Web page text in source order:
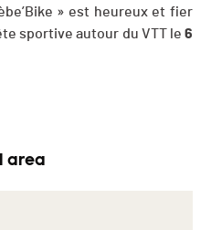
» est heureux et fier
sportive autour du VTT le 6
area